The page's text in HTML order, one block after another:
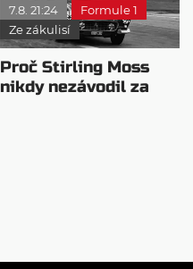
7.8. 21:24
Formule 1
Ze zákulisí
Proč Stirling Moss
nikdy nezávodil za